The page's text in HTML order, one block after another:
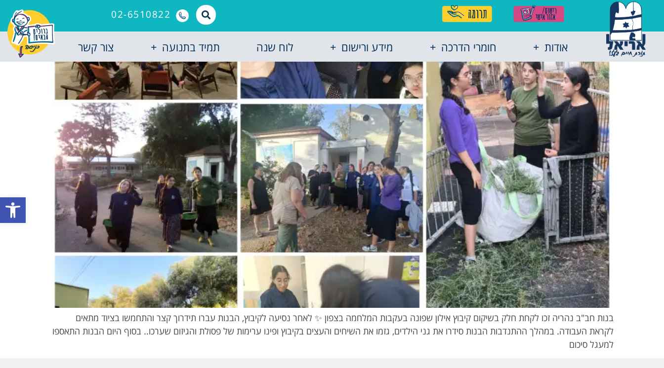
פתח
02-6510822
אודות חומרי הדרכה מידע ורישום לוח שנה תמיד בתנועה צור קשר
בנות חב"ב נהריה זכו לקחת חלק בשיקום קיבוץ אילון שפונה בעקבות המלחמה בצפון ✨ לאחר נסיעה לקיבוץ, הבנות עברו תידרוך קצר והתחמשו בציוד מתאים
לקראת העבודה. במהלך ההתנדבות הבנות סידרו את גני הילדים, גזמו את השיחים והעצים בקיבוץ ופינו ערימות של פסולת והגיזום שערכו.. בסוף היום הבנות התאספו
למעגל סיכום